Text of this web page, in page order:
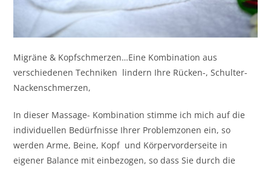
Migräne & Kopfschmerzen…Eine Kombination aus
verschiedenen Techniken lindern Ihre Rücken-, Schulter-
Nackenschmerzen,
In dieser Massage- Kombination stimme ich mich auf die
individuellen Bedürfnisse Ihrer Problemzonen ein, so
werden Arme, Beine, Kopf und Körpervorderseite in
eigener Balance mit einbezogen, so dass Sie durch die